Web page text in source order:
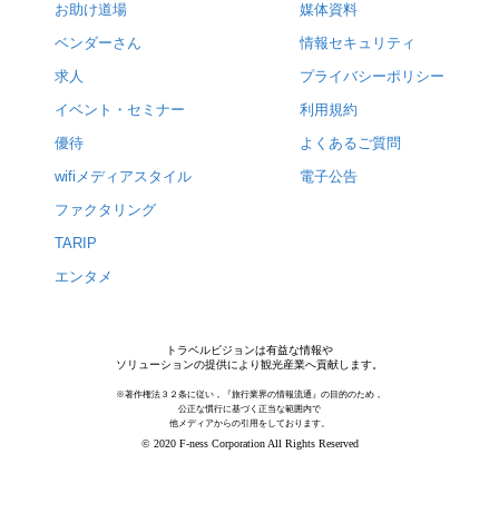
お助け道場
ベンダーさん
求人
イベント・セミナー
優待
wifiメディアスタイル
ファクタリング
TARIP
エンタメ
媒体資料
情報セキュリティ
プライバシーポリシー
利用規約
よくあるご質問
電子公告
トラベルビジョンは有益な情報や
ソリューションの提供により観光産業へ貢献します。
※著作権法３２条に従い，『旅行業界の情報流通』の目的のため，
公正な慣行に基づく正当な範囲内で
他メディアからの引用をしております。
© 2020 F-ness Corporation All Rights Reserved